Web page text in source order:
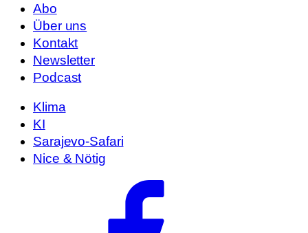
Abo
Über uns
Kontakt
Newsletter
Podcast
Klima
KI
Sarajevo-Safari
Nice & Nötig